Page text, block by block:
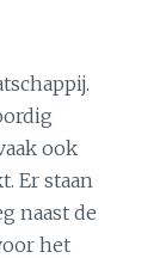
ook
Er staan
naast de
het